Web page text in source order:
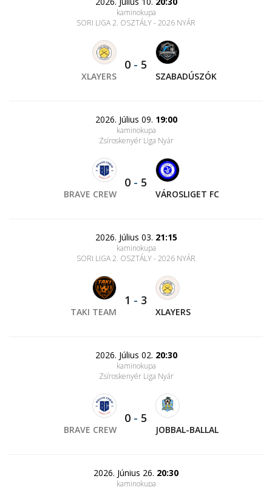
kaminokupa
SORI LIGA 2. OSZTÁLY - 2026 NYÁR
XLAYERS
0 - 5
SZABADÚSZÓK
2026. Július 09. 19:00
kaminokupa
Zsíroskenyér Liga Nyár
BRAVE CREW
0 - 5
VÁROSLIGET FC
2026. Július 03. 21:15
kaminokupa
SORI LIGA 2. OSZTÁLY - 2026 NYÁR
TAKI TEAM
1 - 3
XLAYERS
2026. Július 02. 20:30
kaminokupa
Zsíroskenyér Liga Nyár
BRAVE CREW
0 - 5
JOBBAL-BALLAL
2026. Június 26. 20:30
kaminokupa